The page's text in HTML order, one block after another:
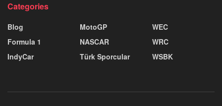
Categories
Blog
Formula 1
IndyCar
MotoGP
NASCAR
Türk Sporcular
WEC
WRC
WSBK